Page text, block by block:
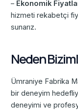
– Ekonomik
hizmeti rekabetçi
sunarız.
Neden
Ümraniye Fabrika
bir deneyim
deneyimi ve